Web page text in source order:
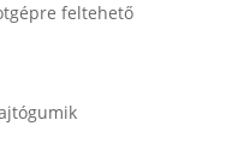
feltehető